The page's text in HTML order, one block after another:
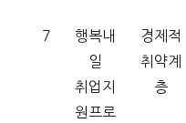
7
행복내
일
취업지
원프로
경제적
취약계
층